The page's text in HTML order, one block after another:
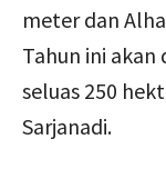
meter dan
Tahun ini
seluas 250
Sarjanadi.